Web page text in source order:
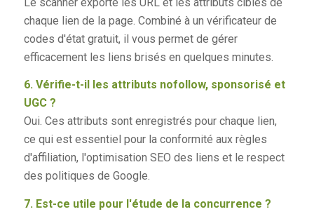
chaque lien de la page. Combiné à un vérificateur de
codes d'état gratuit, il vous permet de gérer
efficacement les liens brisés en quelques minutes.
6. Vérifie-t-il les attributs nofollow, sponsorisé et
UGC ?
Oui. Ces attributs sont enregistrés pour chaque lien,
ce qui est essentiel pour la conformité aux règles
d'affiliation, l'optimisation SEO des liens et le respect
des politiques de Google.
7. Est-ce utile pour l'étude de la concurrence ?